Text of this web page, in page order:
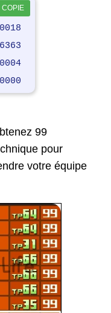
COPIE
99
pour
votre équipe